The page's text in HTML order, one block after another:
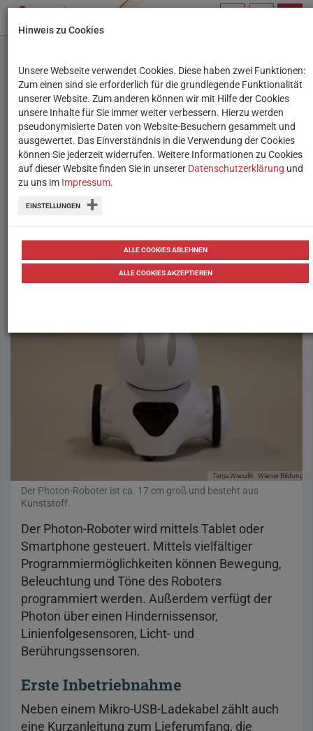
Der große Lernroboter-
Test – Teil 13: Photon
Der Wiener Bildungsserver hat
verschiedene Lernroboter aus
pädagogischer und technischer
Perspektive getestet. Teil 13: Der
vonTanja Waculik 28.01.2020 Testberichte Testbericht
Tanja Waculik Wiener
Der Photon-Roboter ist ca. 17 cm groß und besteht aus
Kunststoff.
Der Photon-Roboter wird mittels Tablet oder
Smartphone gesteuert. Mittels vielfältiger
Programmiermöglichkeiten können Bewegung,
Beleuchtung und Töne des Roboters
programmiert werden. Außerdem verfügt der
Photon über einen Hindernissensor,
Linienfolgesensoren, Licht- und
Berührungssensoren.
Erste Inbetriebnahme
Neben einem Mikro-USB-Ladekabel zählt auch
eine Kurzanleitung zum Lieferumfang, die
Hinweis zu Cookies
Unsere Webseite verwendet Cookies. Diese haben zwei Funktionen:
Zum einen sind sie erforderlich für die grundlegende Funktionalität
unserer Website. Zum anderen können wir mit Hilfe der Cookies
unsere Inhalte für Sie immer weiter verbessern. Hierzu werden
pseudonymisierte Daten von Website-Besuchern gesammelt und
ausgewertet. Das Einverständnis in die Verwendung der Cookies
können Sie jederzeit widerrufen. Weitere Informationen zu Cookies
auf dieser Website finden Sie in unserer Datenschutzerklärung und
zu uns im Impressum.
EINSTELLUNGEN
ALLE COOKIES ABLEHNEN
ALLE COOKIES AKZEPTIEREN